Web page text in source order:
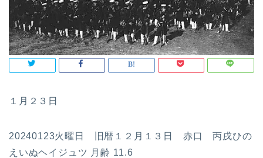
１月２３日
20240123火曜日 旧暦１２月１３日 赤口 丙戌ひの
えいぬヘイジュツ 月齢 11.6